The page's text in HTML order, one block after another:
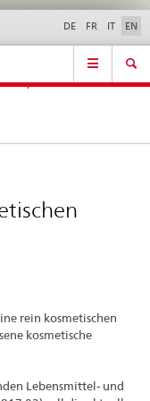
Contact | Support &
Help
DE FR IT EN
rein kosmetischen
kosmetische
Lebensmittel- und